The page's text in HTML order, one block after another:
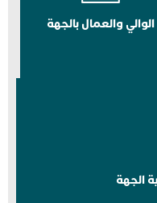
الوالي والعمال بالجهة
الجهة